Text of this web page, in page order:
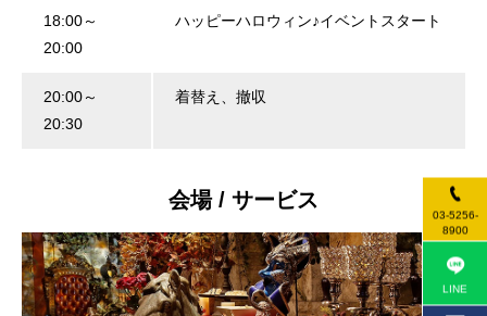
18:00～
20:00
ハッピーハロウィン♪イベントスタート
20:00～
20:30
着替え、撤収
会場 / サービス
03-5256-
8900
LINE